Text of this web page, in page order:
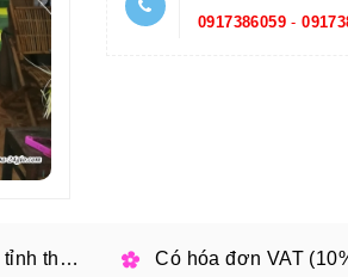
0917386059 -
Giao hàng miễn phí nội thành 63 tỉnh thành phố
Có hóa đơn VAT